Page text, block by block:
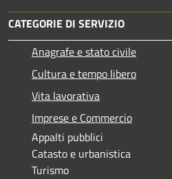
CATEGORIE DI SERVIZIO
Anagrafe e stato civile
Cultura e tempo libero
Vita lavorativa
Imprese e Commercio
Appalti pubblici
Catasto e urbanistica
Turismo